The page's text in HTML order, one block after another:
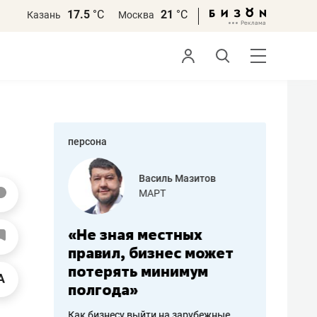
Казань 17.5 °С Москва 21 °С
персона
работа
Василь Мазитов
МАРТ
«Не зная местных
правил, бизнес может
потерять минимум
полгода»